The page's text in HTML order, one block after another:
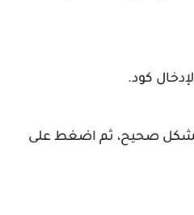
كود.
بشكل صحيح، ثم اضغط على